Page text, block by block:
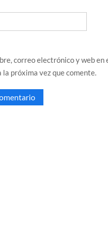
correo electrónico y web en
la próxima vez que comente.